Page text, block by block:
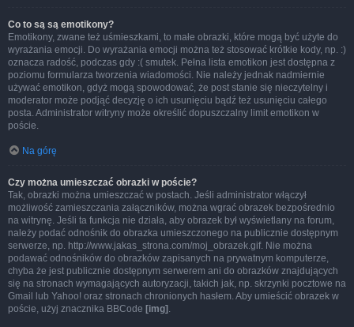
Co to są są emotikony?
Emotikony, zwane też uśmieszkami, to małe obrazki, które mogą być użyte do
wyrażania emocji. Do wyrażania emocji można też stosować krótkie kody, np. :)
oznacza radość, podczas gdy :( smutek. Pełna lista emotikon jest dostępna z
poziomu formularza tworzenia wiadomości. Nie należy jednak nadmiernie
używać emotikon, gdyż mogą spowodować, że post stanie się nieczytelny i
moderator może podjąć decyzję o ich usunięciu bądź też usunięciu całego
posta. Administrator witryny może określić dopuszczalny limit emotikon w
poście.
Na górę
Czy można umieszczać obrazki w poście?
Tak, obrazki można umieszczać w postach. Jeśli administrator włączył
możliwość zamieszczania załączników, można wgrać obrazek bezpośrednio
na witrynę. Jeśli ta funkcja nie działa, aby obrazek był wyświetlany na forum,
należy podać odnośnik do obrazka umieszczonego na publicznie dostępnym
serwerze, np. http://www.jakas_strona.com/moj_obrazek.gif. Nie można
podawać odnośników do obrazków zapisanych na prywatnym komputerze,
chyba że jest publicznie dostępnym serwerem ani do obrazków znajdujących
się na stronach wymagających autoryzacji, takich jak, np. skrzynki pocztowe na
Gmail lub Yahoo! oraz stronach chronionych hasłem. Aby umieścić obrazek w
poście, użyj znacznika BBCode [img] .